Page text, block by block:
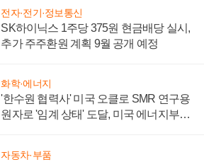
전자·전기·정보통신
SK하이닉스 1주당 375원 현금배당 실시,
추가 주주환원 계획 9월 공개 예정
화학·에너지
'한수원 협력사' 미국 오클로 SMR 연구용
원자로 '임계 상태' 도달, 미국 에너지부
자동차·부품